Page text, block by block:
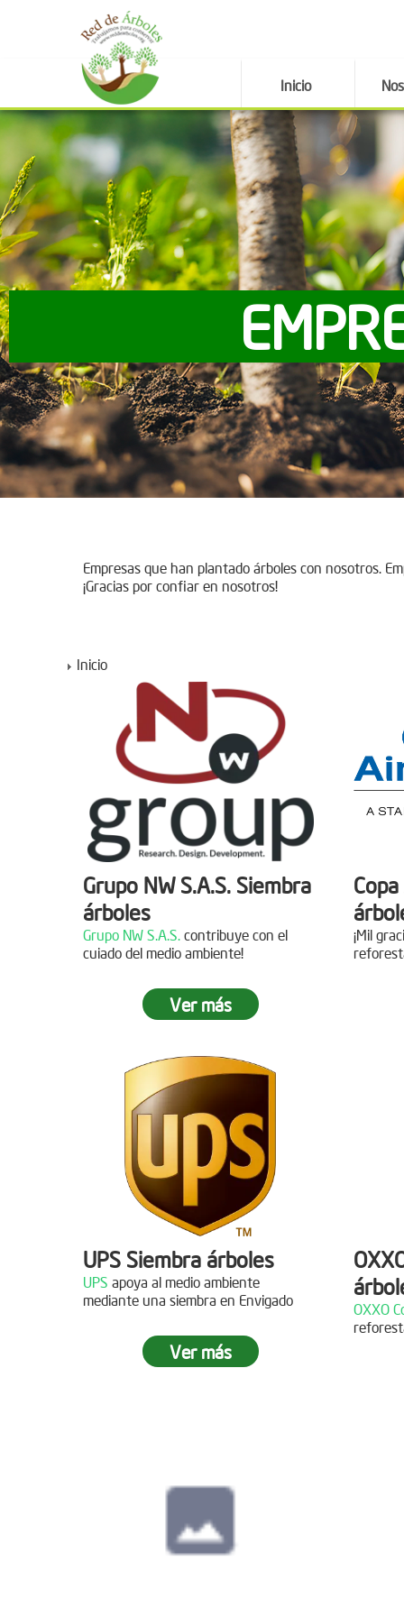
Inicio
Empresas que han plantado árboles con nosotros.
¡Gracias por confiar en nosotros!
Inicio
Grupo NW S.A.S. Siembra
árboles
Grupo NW S.A.S. contribuye con el
cuiado del medio ambiente!
Jornada de reforestación
05 de Abril de 2019
Asistentes:
15 personas
Descripción
¡Gracias al Grupo NW por
acompañarnos en nuestras jornadas
de reforestación!
04 de Diciembre de
Ver más
¡Mil
UPS Siembra árboles
UPS apoya al medio ambiente
mediante una siembra en Envigado
Ver más
OXXO